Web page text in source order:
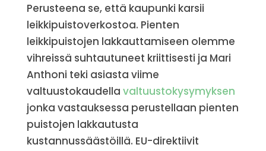
Perusteena se, että kaupunki karsii
leikkipuistoverkostoa. Pienten
leikkipuistojen lakkauttamiseen olemme
vihreissä suhtautuneet kriittisesti ja Mari
Anthoni teki asiasta viime
valtuustokaudella valtuustokysymyksen
jonka vastauksessa perustellaan pienten
puistojen lakkautusta
kustannussäästöillä. EU-direktiivit